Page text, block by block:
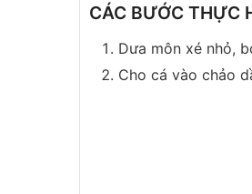
CÁC BƯỚC THỰC
Dưa môn xé nhỏ,
Cho cá vào chảo